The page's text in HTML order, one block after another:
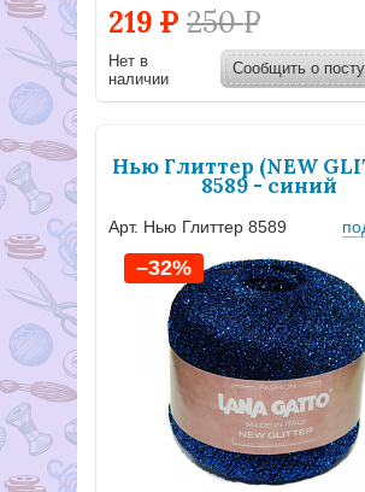
219 Р 250Р
Нет в
наличии
Сообщить о
Нью Глиттер (NEW
8589 - синий
Арт. Нью Глиттер 8589
–32%